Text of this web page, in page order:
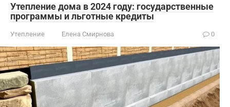
Утепление дома в 2024 году: государственные
программы и льготные кредиты
Утепление Елена Смирнова 0